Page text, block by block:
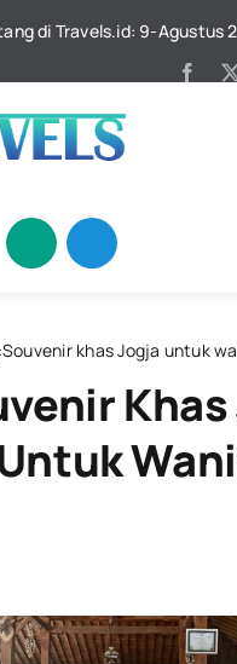
di Travels.id: 9-Agustus
Souvenir khas Jogja untuk